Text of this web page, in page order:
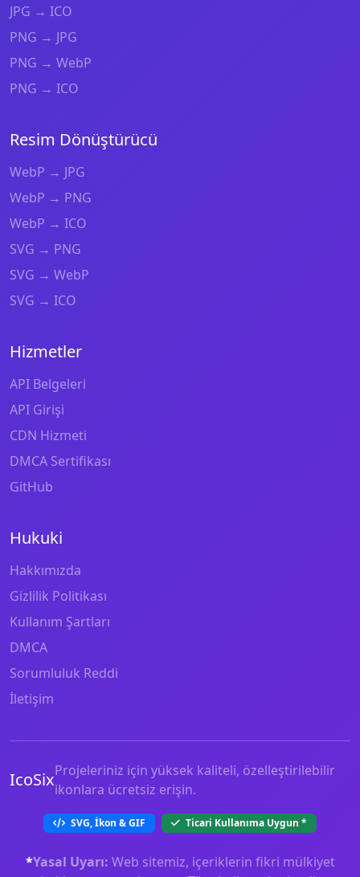
JPG → ICO
PNG → JPG
PNG → WebP
PNG → ICO
Resim Dönüştürücü
WebP → JPG
WebP → PNG
WebP → ICO
SVG → PNG
SVG → WebP
SVG → ICO
Hizmetler
API Belgeleri
API Girişi
CDN Hizmeti
DMCA Sertifikası
GitHub
Hukuki
Hakkımızda
Gizlilik Politikası
Kullanım Şartları
DMCA
Sorumluluk Reddi
İletişim
IcoSixProjeleriniz için yüksek kaliteli, özelleştirilebilir
ikonlara ücretsiz erişin.
SVG, İkon & GIF Ticari Kullanıma Uygun *
*Yasal Uyarı: Web sitemiz, içeriklerin fikri mülkiyet